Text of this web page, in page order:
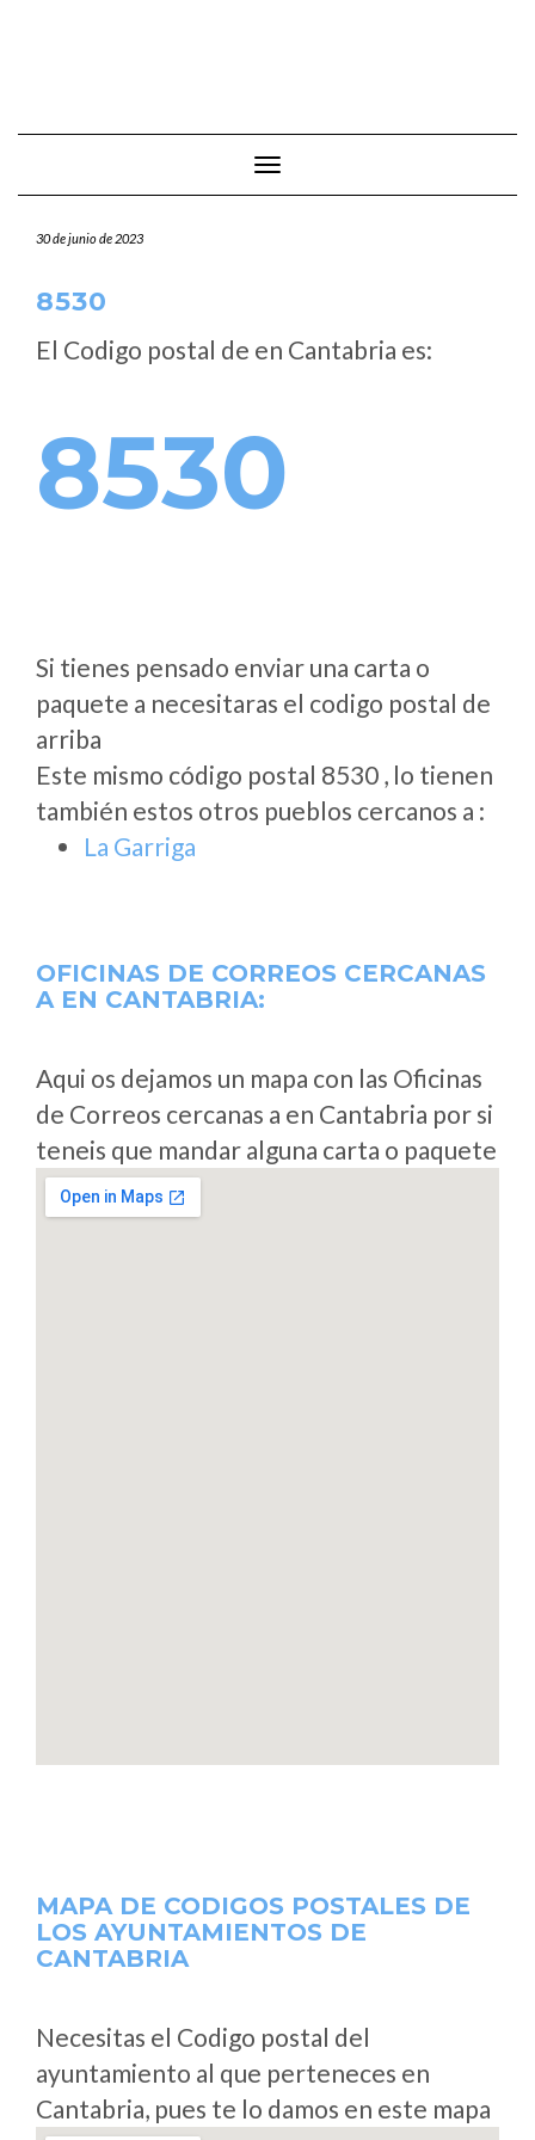
Cambiar modo de navegación
30 de junio de 2023
8530
El Codigo postal de en Cantabria es:
8530
Si tienes pensado enviar una carta o
paquete a necesitaras el codigo postal de
arriba
Este mismo código postal 8530 , lo tienen
también estos otros pueblos cercanos a :
La Garriga
OFICINAS DE CORREOS CERCANAS
A EN CANTABRIA:
Aqui os dejamos un mapa con las Oficinas
de Correos cercanas a en Cantabria por si
teneis que mandar alguna carta o paquete
MAPA DE CODIGOS POSTALES DE
LOS AYUNTAMIENTOS DE
CANTABRIA
Necesitas el Codigo postal del
ayuntamiento al que perteneces en
Cantabria, pues te lo damos en este mapa